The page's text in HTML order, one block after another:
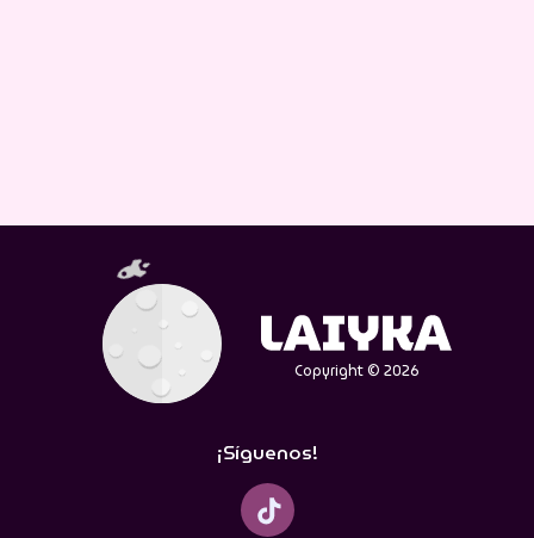
Copyright © 2026
¡Síguenos!